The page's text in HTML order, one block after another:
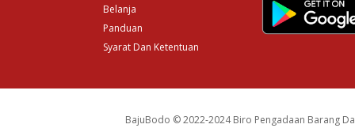
Belanja
Panduan
Syarat Dan Ketentuan
BajuBodo © 2022-2024 Biro Pengadaan Barang